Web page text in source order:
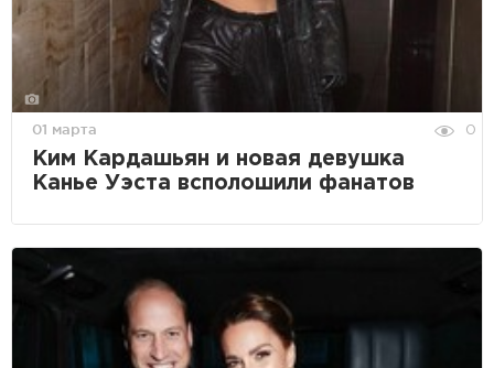
01 марта 0
Ким Кардашьян и новая девушка
Канье Уэста всполошили фанатов